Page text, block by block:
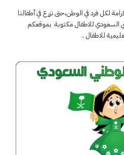
لكل فرد في الوطن،حتى نزرع في أطفالنا
للاطفال مكتوبة بموقعكم
للاطفال ..